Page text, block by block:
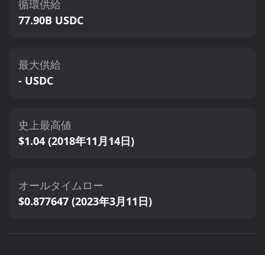
循環供給
77.90B USDC
最大供給
- USDC
史上最高値
$1.04 (2018年11月14日)
オールタイムロー
$0.877647 (2023年3月11日)